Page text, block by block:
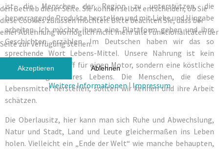
ist, die Menschen der Region zu unterstützen, die
hervorragende Produkte herstellen und mit Liebe und Hingabe
arbeiten. Ich möchte ihnen eine Plattform geben und ihre
Geschichten erzählen. Im Deutschen haben wir das so
sprechende Wort Lebens-Mittel. Unsere Nahrung ist kein
beliebiger Treibstoff für einen Motor, sondern eine köstliche
Bereicherung unseres Lebens. Die Menschen, die diese
Lebensmittel herstellen, sollten wir kennen und ihre Arbeit
schätzen.
Die Oberlausitz, hier kann man sich Ruhe und Abwechslung,
Natur und Stadt, Land und Leute gleichermaßen ins Leben
holen. Vielleicht ein „Ende der Welt“ wie manche behaupten,
den Betrieb dieser Seite. Sie können selbst entscheiden, ob Sie
diese Cookies zulassen möchten. Bitte beachten Sie, dass bei
einer Ablehnung womöglich nicht mehr alle Funktionalitäten der
Seite zur Verfügung stehen.
Akzeptieren Ablehnen
Weitere Informationen|Impressum